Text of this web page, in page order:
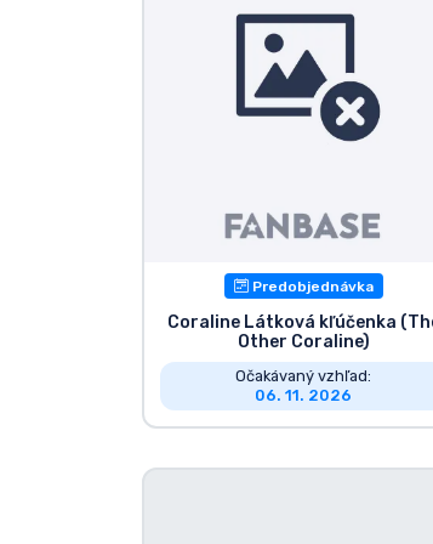
Predobjednávka
Coraline Látková kľúčenka
Other Coraline)
Očakávaný vzhľad:
06. 11. 2026
Zoradiť podľa filmov
Zoradiť podľa Anime
Zoradiť podľa hier
Zoradiť podľa športu